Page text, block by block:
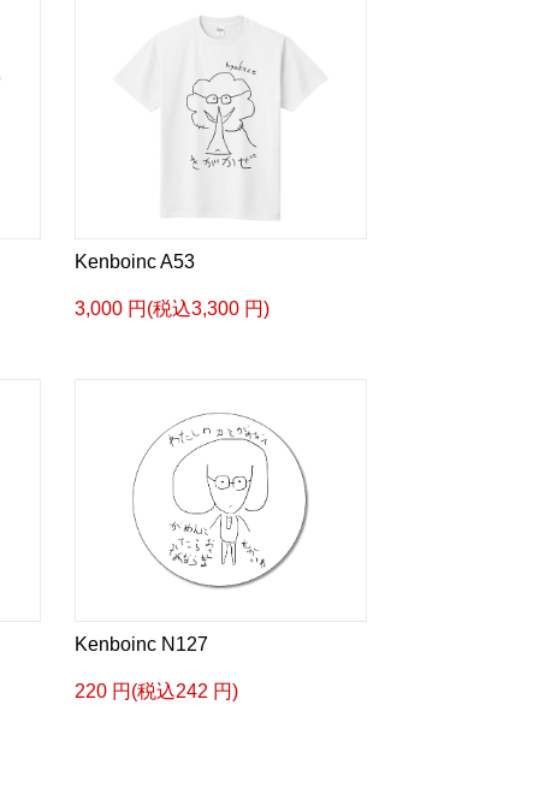
Kenboinc A53
3,000 円(税込3,300 円)
Kenboinc N127
220 円(税込242 円)